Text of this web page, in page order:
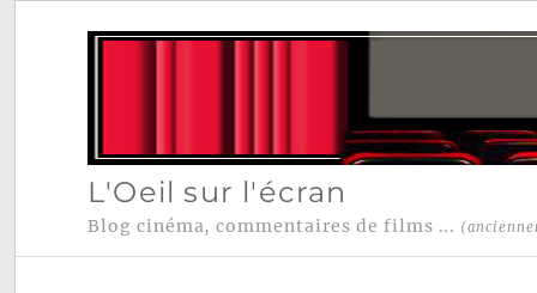
L'Oeil sur l'écran
Blog cinéma, commentaires de films ...